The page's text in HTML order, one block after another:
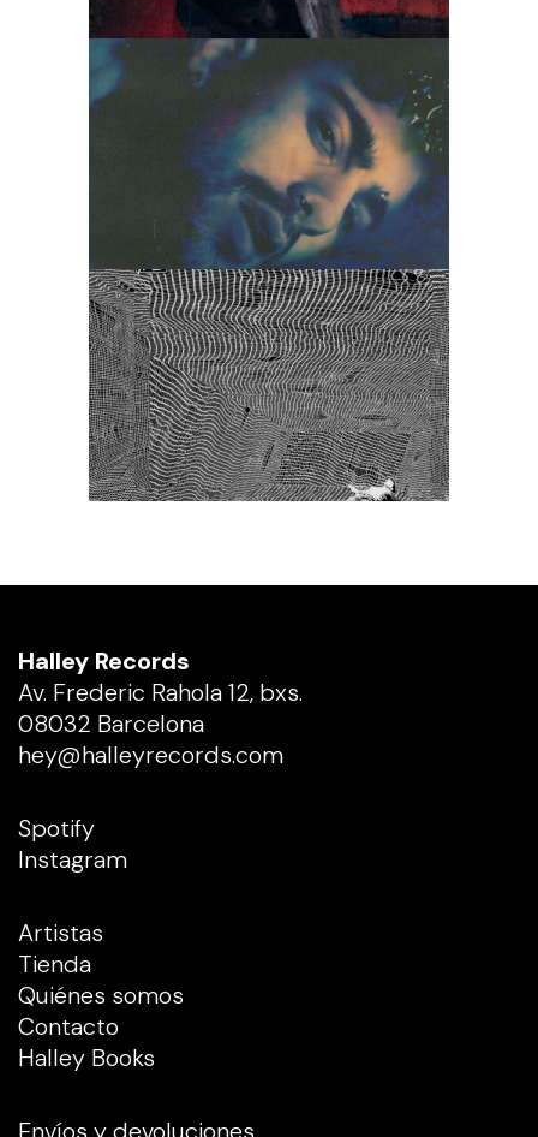
Halley Records
Av. Frederic Rahola 12, bxs.
08032 Barcelona
hey@halleyrecords.com
Spotify
Instagram
Artistas
Tienda
Quiénes somos
Contacto
Halley Books